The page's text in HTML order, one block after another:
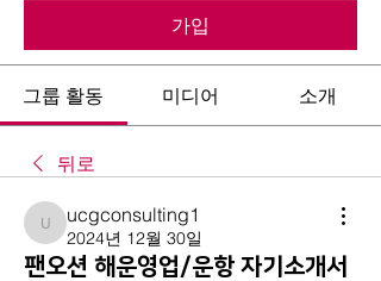
가입
그룹 활동 미디어 소개
뒤로
ucgconsulting1
ucgconsulting1
2024년 12월 30일
팬오션 해운영업/운항 자기소개서